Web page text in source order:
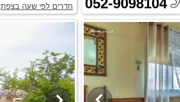
חדרים לפי שעה בצפת